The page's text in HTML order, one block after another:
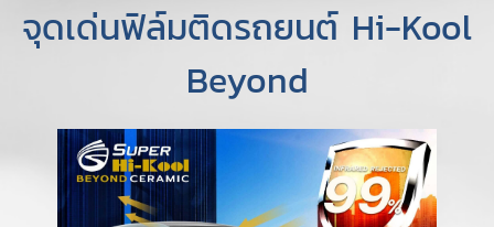
จุดเด่นฟิล์มติดรถยนต์ Hi-Kool
Beyond